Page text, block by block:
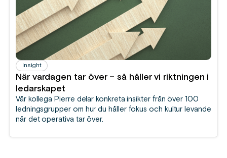
Insight
När vardagen tar över – så håller vi riktningen i
ledarskapet
Vår kollega Pierre delar konkreta insikter från över 100
ledningsgrupper om hur du håller fokus och kultur levande
när det operativa tar över.